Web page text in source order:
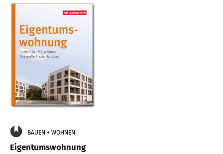
BAUEN + WOHNEN
Eigentumswohnung